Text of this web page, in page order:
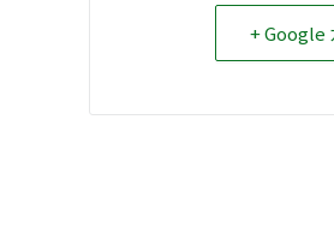
+ Google